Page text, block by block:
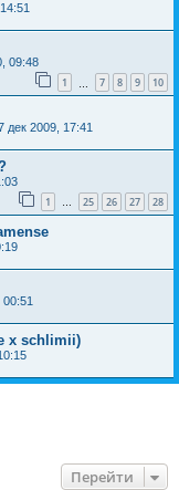
09:48
1 7 8 9 10
дек 2009, 17:41
1 … 25 26 27 28
x schlimii)
Перейти